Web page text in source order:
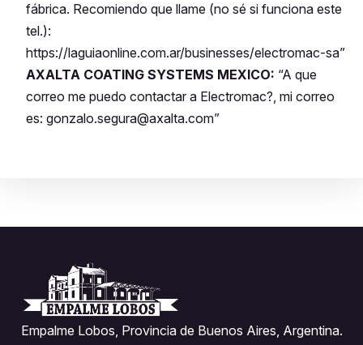
fábrica. Recomiendo que llame (no sé si funciona este
tel.):
https://laguiaonline.com.ar/businesses/electromac-sa”
AXALTA COATING SYSTEMS MEXICO: “A que
correo me puedo contactar a Electromac?, mi correo
es: gonzalo.segura@axalta.com”
Empalme Lobos, Provincia de Buenos Aires, Argentina.